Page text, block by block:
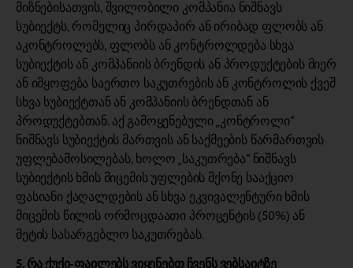
მიზნებისათვის, შვილობილი კომპანია ნიშნავს
სუბიექტს, რომელიც პირდაპირ ან ირიბად ფლობს ან
აკონტროლებს, ფლობს ან კონტროლდება სხვა
სუბიექტის ან კომპანიის ბრენდის ან პროდუქტების მიერ
ან იმყოფება საერთო საკუთრების ან კონტროლის ქვეშ
სხვა სუბიექტთან ან კომპანიის ბრენდთან ან
პროდუქტებთან. აქ გამოყენებული „კონტროლი“
ნიშნავს სუბიექტის მართვის ან საქმეების წარმართვის
უფლებამოსილებას, ხოლო „საკუთრება“ ნიშნავს
სუბიექტის ხმის მიცემის უფლების მქონე სააქციო
ფასიანი ქაღალდების ან სხვა ეკვივალენტური ხმის
მიცემის წილის ორმოცდაათი პროცენტის (50%) ან
მეტის სასარგებლო საკუთრებას.